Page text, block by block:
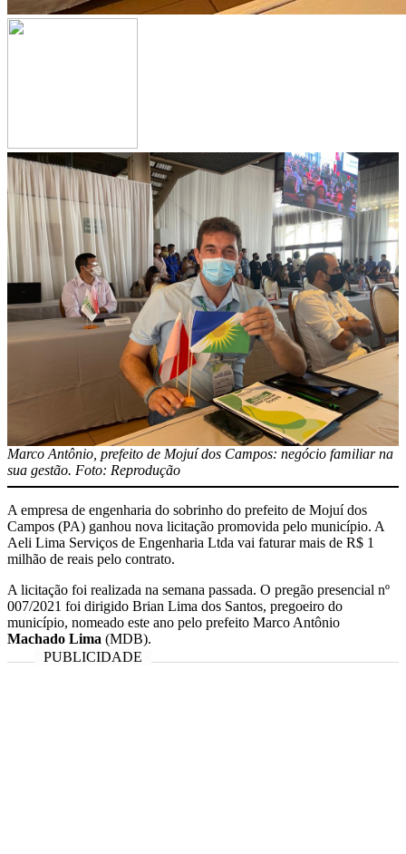
Marco Antônio, prefeito de Mojuí dos Campos: negócio familiar na
sua gestão. Foto: Reprodução
A empresa de engenharia do sobrinho do prefeito de Mojuí dos
Campos (PA) ganhou nova licitação promovida pelo município. A
Aeli Lima Serviços de Engenharia Ltda vai faturar mais de R$ 1
milhão de reais pelo contrato.
A licitação foi realizada na semana passada. O pregão presencial nº
007/2021 foi dirigido Brian Lima dos Santos, pregoeiro do
município, nomeado este ano pelo prefeito Marco Antônio
Machado Lima (MDB).